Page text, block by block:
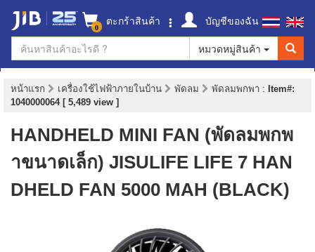
0 ตะกร้าสินค้า
บัญชีของฉัน
หมวดหมู่สินค้า
หน้าแรก เครื่องใช้ไฟฟ้าภายในบ้าน พัดลม พัดลมพกพา : Item#:
1040000064 [ 5,489 view ]
HANDHELD MINI FAN (พัดลมพกพ
าขนาดเล็ก) JISULIFE LIFE 7 HAN
DHELD FAN 5000 MAH (BLACK)